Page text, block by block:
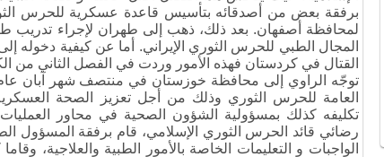
برفقة بعض من أصدقائه بتأسيس قاعدة عسكرية للحرس
لمحافظة أصفهان. بعد ذلك، ذهب إلى طهران لإجراء تدريب
المجال الطبي للحرس الثوري الإيراني. أما عن كيفية دخوله
القتال في كردستان فهذه الأمور وردت في الفصل الثاني من
العامة للحرس الثوري وذلك من أجل تعزيز الصحة
تكليفه كذلك بمسؤولية الشؤون الصحية في محاور
رضائي قائد الحرس الثوري الإسلامي، قام برفقة المسؤول
الواجبات و التعليمات الخاصة بالأمور الطبية والعلاجية،